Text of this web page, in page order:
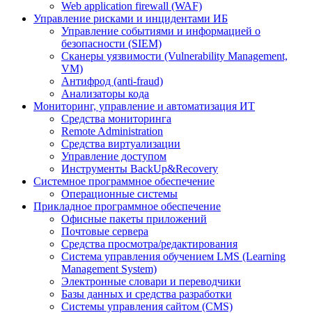
Web application firewall (WAF)
Управление рисками и инцидентами ИБ
Управление событиями и информацией о
безопасности (SIEM)
Сканеры уязвимости (Vulnerability Management,
VM)
Антифрод (anti-fraud)
Анализаторы кода
Мониторинг, управление и автоматизация ИТ
Средства мониторинга
Remote Administration
Средства виртуализации
Управление доступом
Инструменты BackUp&Recovery
Системное программное обеспечение
Операционные системы
Прикладное программное обеспечение
Офисные пакеты приложений
Почтовые сервера
Средства просмотра/редактирования
Система управления обучением LMS (Learning
Management System)
Электронные словари и переводчики
Базы данных и средства разработки
Системы управления сайтом (CMS)